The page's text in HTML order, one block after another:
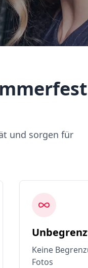
und sorgen für
Keine
Fotos